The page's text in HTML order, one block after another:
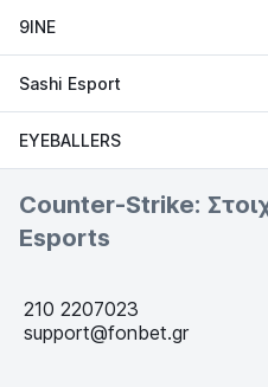
9INE
Sashi Esport
EYEBALLERS
Counter-Strike:
Esports
210 2207023
support@fonbet.gr